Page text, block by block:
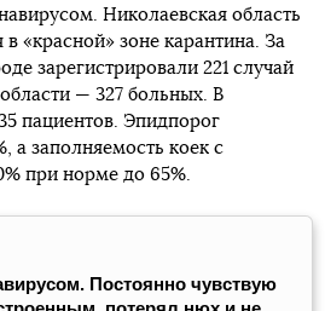
Николаевская область
«красной» зоне карантина. За
зарегистрировали 221 случай
— 327 больных. В
пациентов. Эпидпорог
а заполняемость коек с
при норме до 65%.
Постоянно чувствую